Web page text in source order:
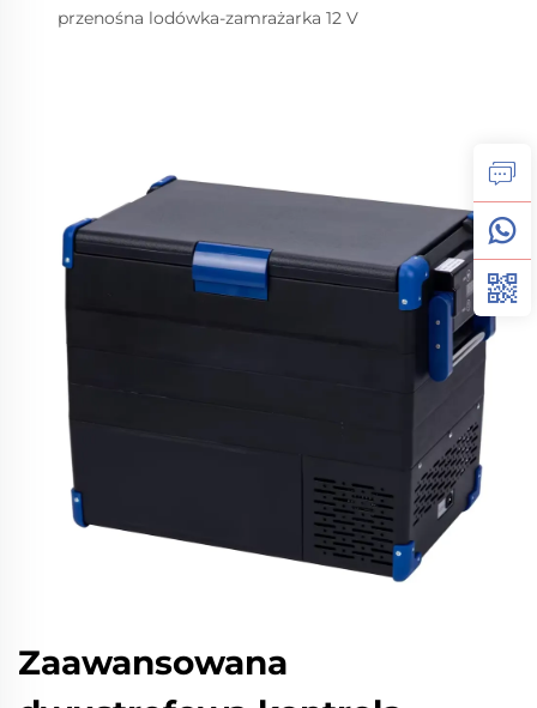
przenośna lodówka-zamrażarka 12 V
Zaawansowana